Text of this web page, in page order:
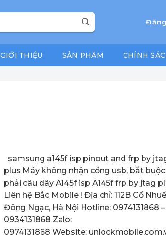
GIỚI THIỆU SẢN PHẨM CHÍNH
samsung a145f isp pinout and frp by
plus Máy không nhận cổng usb, bắt buộc
phải câu dây A145f isp A145f frp by jtag
Liên hệ Bắc Mobile ! Địa chỉ: 112B Cổ
Đông Ngạc, Hà Nội Hotline: 0974131868 –
0934131868 Zalo:
0974131868 Website: